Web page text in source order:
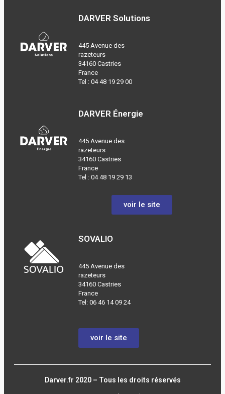
DARVER Solutions
445 Avenue des
razeteurs
34160 Castries
France
Tel :04 48 19 29 00
DARVER Énergie
445 Avenue des
razeteurs
34160 Castries
France
Tel :04 48 19 29 13
voir le site
SOVALIO
445 Avenue des
razeteurs
34160 Castries
France
Tel: 06 46 14 09 24
voir le site
Darver.fr 2020 – Tous les droits réservés